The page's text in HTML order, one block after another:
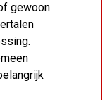
gewoon